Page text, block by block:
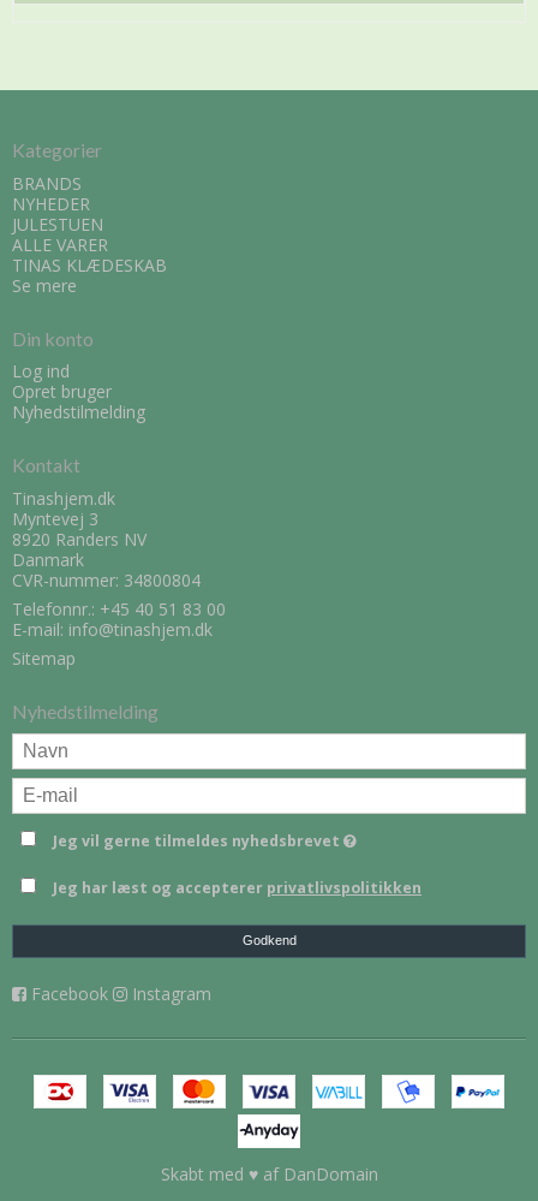
Kategorier
BRANDS
NYHEDER
JULESTUEN
ALLE VARER
TINAS KLÆDESKAB
Se mere
Din konto
Log ind
Opret bruger
Nyhedstilmelding
Kontakt
Tinashjem.dk
Myntevej 3
8920 Randers NV
Danmark
CVR-nummer: 34800804
Telefonnr.: +45 40 51 83 00
E-mail: info@tinashjem.dk
Sitemap
Nyhedstilmelding
Jeg vil gerne tilmeldes nyhedsbrevet
Jeg har læst og accepterer privatlivspolitikken
Godkend
Facebook Instagram
Skabt med ♥ af DanDomain